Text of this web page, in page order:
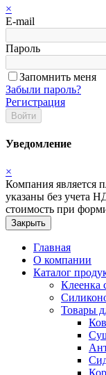
×
E-mail
Пароль
Запомнить меня
Забыли пароль?
Регистрация
Войти
Уведомление
×
Компания является
указаны без учета
стоимость при
Закрыть
Главная
О компании
Каталог
Клеенка
Товары